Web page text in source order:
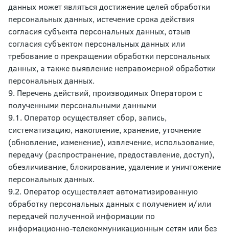
данных может являться достижение целей обработки
персональных данных, истечение срока действия
согласия субъекта персональных данных, отзыв
согласия субъектом персональных данных или
требование о прекращении обработки персональных
данных, а также выявление неправомерной обработки
персональных данных.
9. Перечень действий, производимых Оператором с
полученными персональными данными
9.1. Оператор осуществляет сбор, запись,
систематизацию, накопление, хранение, уточнение
(обновление, изменение), извлечение, использование,
передачу (распространение, предоставление, доступ),
обезличивание, блокирование, удаление и уничтожение
персональных данных.
9.2. Оператор осуществляет автоматизированную
обработку персональных данных с получением и/или
передачей полученной информации по
информационно-телекоммуникационным сетям или без